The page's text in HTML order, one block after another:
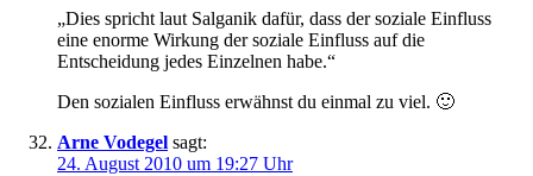
„Dies spricht laut Salganik dafür, dass der soziale Einfluss
eine enorme Wirkung der soziale Einfluss auf die
Entscheidung jedes Einzelnen habe.“
Den sozialen Einfluss erwähnst du einmal zu viel. 🙂
Arne Vodegel sagt:
24. August 2010 um 19:27 Uhr